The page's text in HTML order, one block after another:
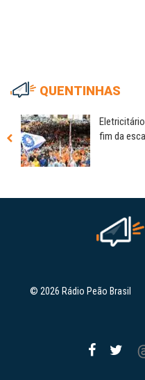
QUENTINHAS
fim da
© 2026 Rádio Peão Brasil